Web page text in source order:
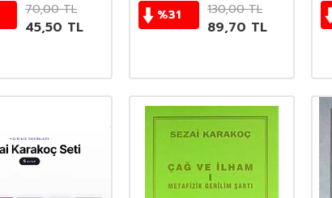
70,00TL
45,50 TL
%31 130,00TL
89,70 TL